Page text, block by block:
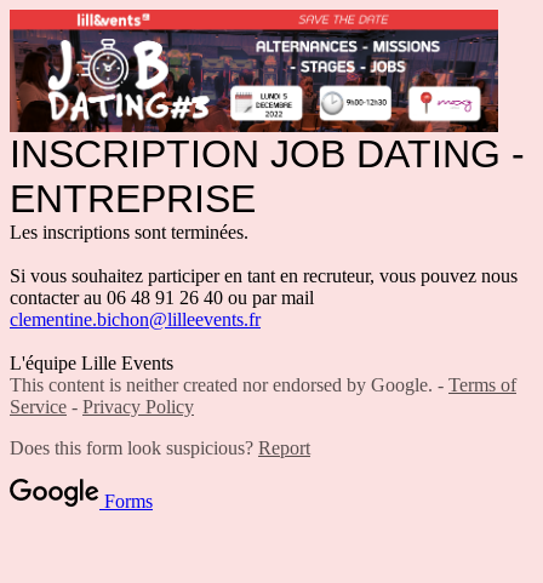
INSCRIPTION JOB DATING -
ENTREPRISE
Les inscriptions sont terminées.
Si vous souhaitez participer en tant en recruteur, vous pouvez nous
contacter au 06 48 91 26 40 ou par mail
clementine.bichon@lilleevents.fr
L'équipe Lille Events
This content is neither created nor endorsed by Google. - Terms of
Service - Privacy Policy
Does this form look suspicious? Report
Forms